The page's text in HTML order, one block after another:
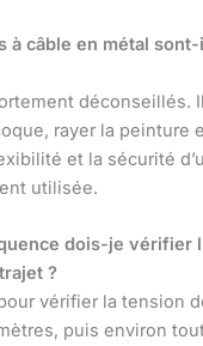
à câble en métal
déconseillés.
rayer la peinture
et la sécurité
utilisée.
dois-je vérifier
?
vérifier la tension
puis environ